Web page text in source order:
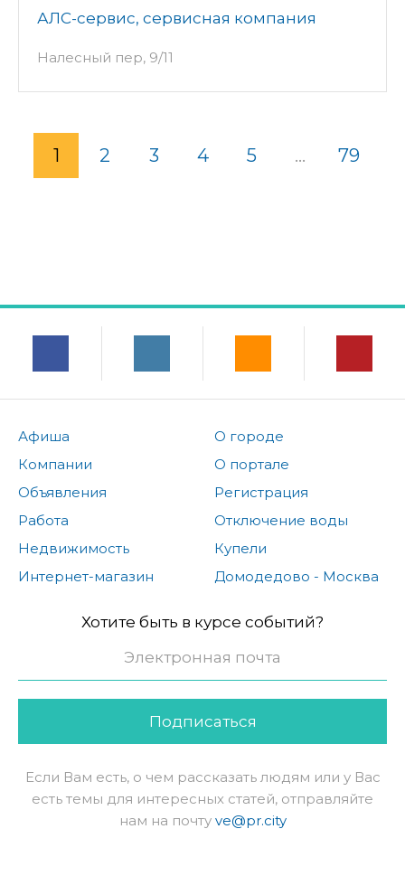
АЛС-сервис, сервисная компания
Налесный пер, 9/11
1 2 3 4 5 ... 79
Афиша
Компании
Объявления
Работа
Недвижимость
Интернет-магазин
О городе
О портале
Регистрация
Отключение воды
Купели
Домодедово - Москва
Хотите быть в курсе событий?
Подписаться
Если Вам есть, о чем рассказать людям или у Вас
есть темы для интересных статей, отправляйте
нам на почту ve@pr.city